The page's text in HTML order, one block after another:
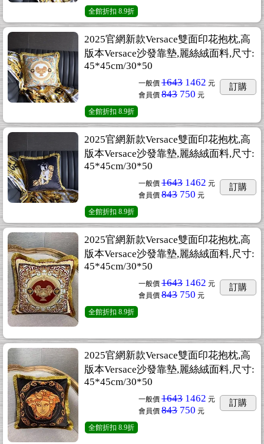
全館折扣 8.9折
2025官網新款Versace雙面印花抱枕,高
版本Versace沙發靠墊,麗絲絨面料,尺寸:
45*45cm/30*50
一般價 1643 1462 元
會員價 843 750 元
訂購
全館折扣 8.9折
2025官網新款Versace雙面印花抱枕,高
版本Versace沙發靠墊,麗絲絨面料,尺寸:
45*45cm/30*50
一般價 1643 1462 元
會員價 843 750 元
訂購
全館折扣 8.9折
2025官網新款Versace雙面印花抱枕,高
版本Versace沙發靠墊,麗絲絨面料,尺寸:
45*45cm/30*50
一般價 1643 1462 元
會員價 843 750 元
訂購
全館折扣 8.9折
2025官網新款Versace雙面印花抱枕,高
版本Versace沙發靠墊,麗絲絨面料,尺寸:
45*45cm/30*50
一般價 1643 1462 元
會員價 843 750 元
訂購
全館折扣 8.9折